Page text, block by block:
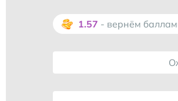
1.57 - вернём